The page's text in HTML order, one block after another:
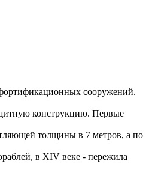
сооружений.
конструкцию. Первые
толщины в 7 метров, а по
в XIV веке - пережила